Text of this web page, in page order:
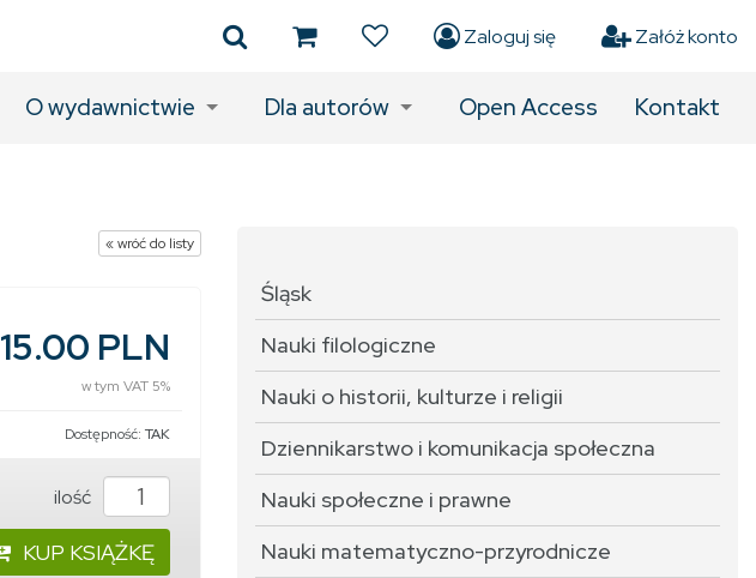
Zaloguj się Załóż konto
O wydawnictwie Dla autorów Open Access Kontakt
« wróć do listy
15.00 PLN
w tym VAT 5%
Dostępność: TAK
ilość
KUP KSIĄŻKĘ
Śląsk
Nauki filologiczne
Nauki o historii, kulturze i religii
Dziennikarstwo i komunikacja społeczna
Nauki społeczne i prawne
Nauki matematyczno-przyrodnicze